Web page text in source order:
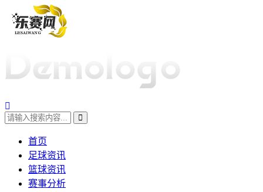
首页
足球资讯
篮球资讯
赛事分析